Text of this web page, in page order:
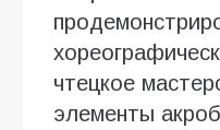
чтецкое
элементы